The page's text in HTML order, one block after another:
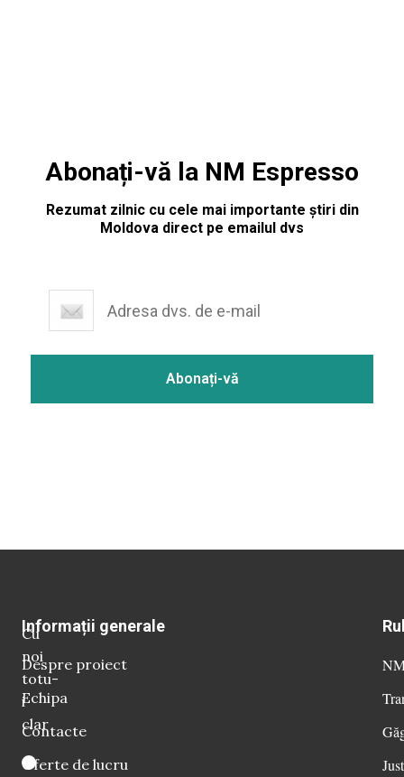
Abonați-vă la NM Espresso
Rezumat zilnic cu cele mai importante știri din
Moldova direct pe emailul dvs
Cu
noi
totu-
i
clar
Informații generale
Despre proiect
Echipa
Contacte
Oferte de lucru